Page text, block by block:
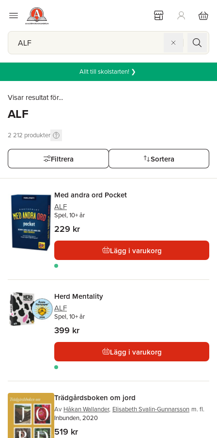
Allt till skolstarten! ❯
Visar resultat för...
ALF
2 212 produkter
Filtrera Sortera
Med andra ord Pocket
ALF
Spel, 10+ år
229 kr
Lägg i varukorg
Herd Mentality
ALF
Spel, 10+ år
399 kr
Lägg i varukorg
Trädgårdsboken om jord
Av Håkan Wallander, Elisabeth Svalin-Gunnarsson m. fl.
Inbunden, 2020
519 kr